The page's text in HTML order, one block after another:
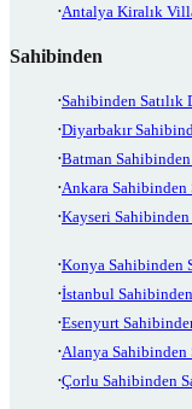
Antalya Kiralık
Sahibinden
Sahibinden Satılık
Diyarbakır
Batman Sahibinden
Ankara Sahibinden
Kayseri Sahibinden
Konya Sahibinden
İstanbul
Esenyurt
Alanya Sahibinden
Çorlu Sahibinden